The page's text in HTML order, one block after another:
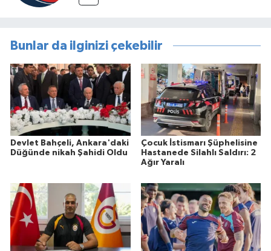
Bunlar da ilginizi çekebilir
Devlet Bahçeli, Ankara'daki
Düğünde nikah Şahidi Oldu
Çocuk İstismarı Şüphelisine
Hastanede Silahlı Saldırı: 2
Ağır Yaralı